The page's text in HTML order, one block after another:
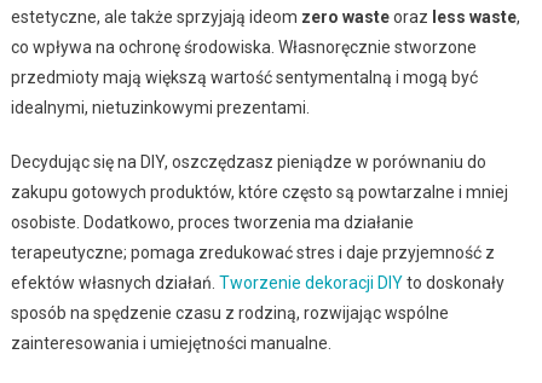
estetyczne, ale także sprzyjają ideom zero wasteoraz less waste,
co wpływa na ochronę środowiska. Własnoręcznie stworzone
przedmioty mają większą wartość sentymentalną i mogą być
idealnymi, nietuzinkowymi prezentami.
Decydując się na DIY, oszczędzasz pieniądze w porównaniu do
zakupu gotowych produktów, które często są powtarzalne i mniej
osobiste. Dodatkowo, proces tworzenia ma działanie
terapeutyczne; pomaga zredukować stres i daje przyjemność z
efektów własnych działań. Tworzenie dekoracji DIYto doskonały
sposób na spędzenie czasu z rodziną, rozwijając wspólne
zainteresowania i umiejętności manualne.